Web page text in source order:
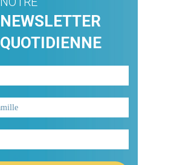
NEWSLETTER
QUOTIDIENNE